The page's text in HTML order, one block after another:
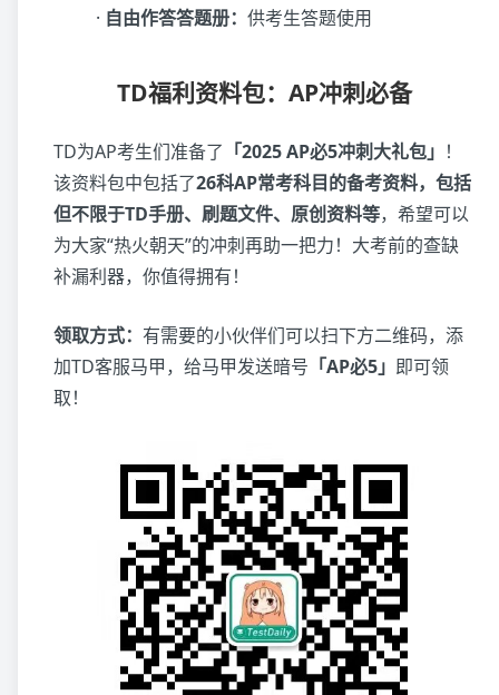
· 自由作答答题册： 供考生答题使用
TD福利资料包：AP冲刺必备
TD为AP考生们准备了 「2025 AP必5冲刺大礼包」 ！
该资料包中包括了26科AP常考科目的备考资料，包括
但不限于TD手册、刷题文件、原创资料等，希望可以
为大家“热火朝天”的冲刺再助一把力！大考前的查缺
补漏利器，你值得拥有！
领取方式： 有需要的小伙伴们可以扫下方二维码，添
加TD客服马甲，给马甲发送暗号 「AP必5」 即可领
取！